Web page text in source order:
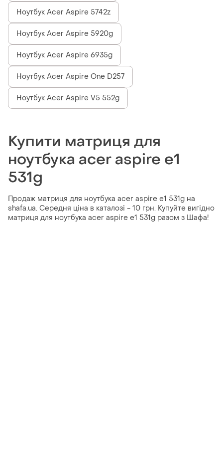
Ноутбук Acer Aspire 5742z
Ноутбук Acer Aspire 5920g
Ноутбук Acer Aspire 6935g
Ноутбук Acer Aspire One D257
Ноутбук Acer Aspire V5 552g
Купити матриця для
ноутбука acer aspire e1
531g
Продаж матриця для ноутбука acer aspire e1 531g на
shafa.ua. Середня ціна в каталозі - 10 грн. Купуйте вигідно
матриця для ноутбука acer aspire e1 531g разом з Шафа!